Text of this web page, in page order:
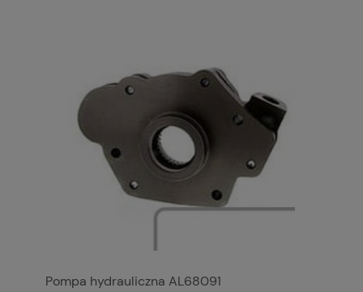
Pompa hydrauliczna AL68091